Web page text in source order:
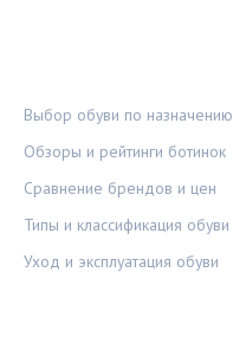
Выбор обуви по
Обзоры и рейтинги ботинок
Сравнение брендов и цен
Типы и классификация обуви
Уход и эксплуатация обуви